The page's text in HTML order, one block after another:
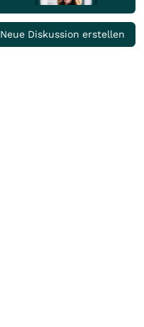
Neue Diskussion erstellen